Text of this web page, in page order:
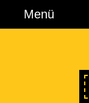
Menü